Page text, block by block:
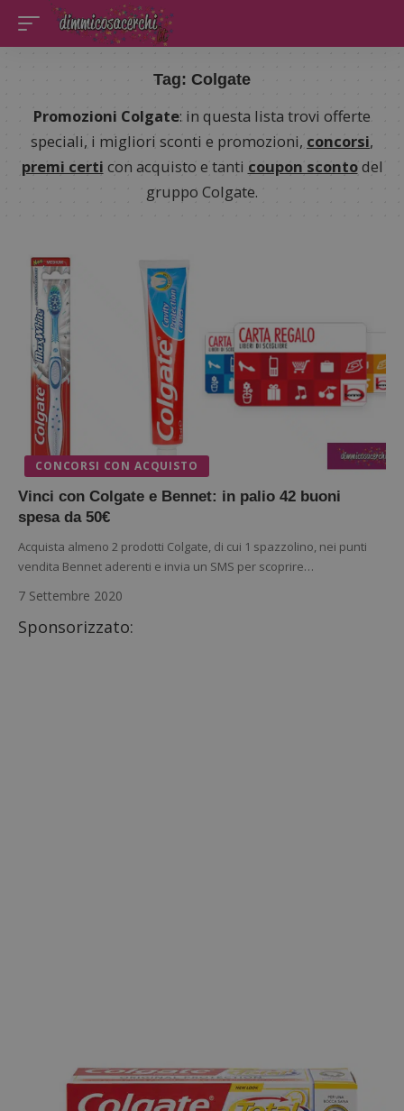
Tag: Colgate
Promozioni Colgate: in questa lista trovi offerte
speciali, i migliori sconti e promozioni, concorsi,
premi certi con acquisto e tanti coupon scontodel
gruppo Colgate.
CONCORSI CON ACQUISTO
Vinci con Colgate e Bennet: in palio 42 buoni
spesa da 50€
Acquista almeno 2 prodotti Colgate, di cui 1 spazzolino, nei punti
vendita Bennet aderenti e invia un SMS per scoprire…
7 Settembre 2020
Sponsorizzato: